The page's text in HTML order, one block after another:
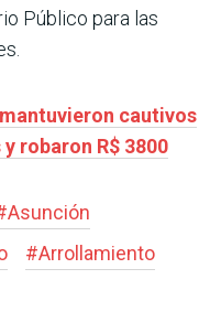
Público para las
cautivos
robaron R$ 3800
Asunción
#Arrollamiento